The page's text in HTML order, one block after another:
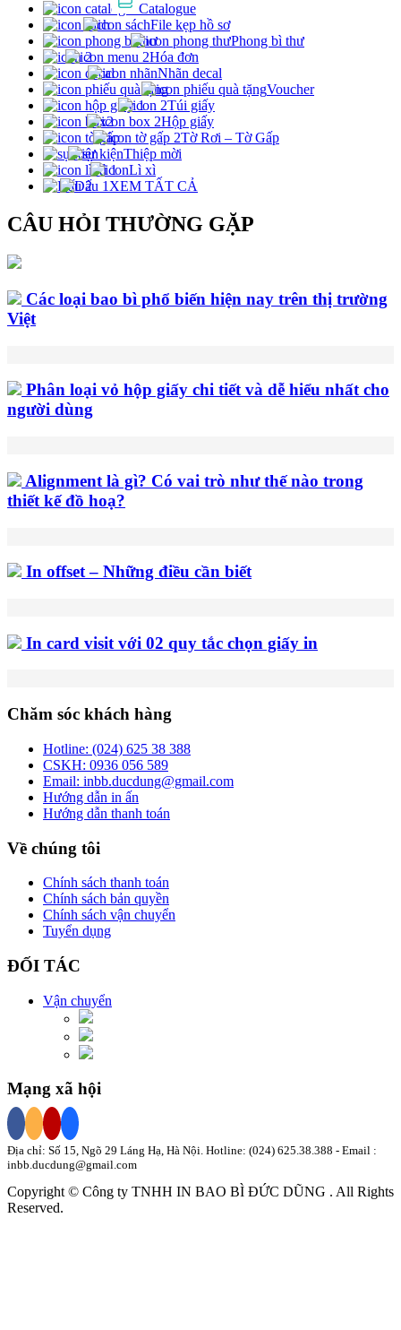
Catalogue
File kẹp hồ sơ
Phong bì thư
Hóa đơn
Nhãn decal
Voucher
Túi giấy
Hộp giấy
Tờ Rơi – Tờ Gấp
Thiệp mời
Lì xì
XEM TẤT CẢ
CÂU HỎI THƯỜNG GẶP
Các loại bao bì phổ biến hiện nay trên thị trường
Việt
Phân loại vỏ hộp giấy chi tiết và dễ hiểu nhất cho
người dùng
Alignment là gì? Có vai trò như thế nào trong
thiết kế đồ hoạ?
In offset – Những điều cần biết
In card visit với 02 quy tắc chọn giấy in
Chăm sóc khách hàng
Hotline: (024) 625 38 388
CSKH: 0936 056 589
Email: inbb.ducdung@gmail.com
Hướng dẫn in ấn
Hướng dẫn thanh toán
Về chúng tôi
Chính sách thanh toán
Chính sách bản quyền
Chính sách vận chuyển
Tuyển dụng
ĐỐI TÁC
Vận chuyển
Mạng xã hội
Địa chỉ: Số 15, Ngõ 29 Láng Hạ, Hà Nội. Hotline: (024) 625.38.388 - Email :
inbb.ducdung@gmail.com
Copyright © Công ty TNHH IN BAO BÌ ĐỨC DŨNG . All Rights
Reserved.